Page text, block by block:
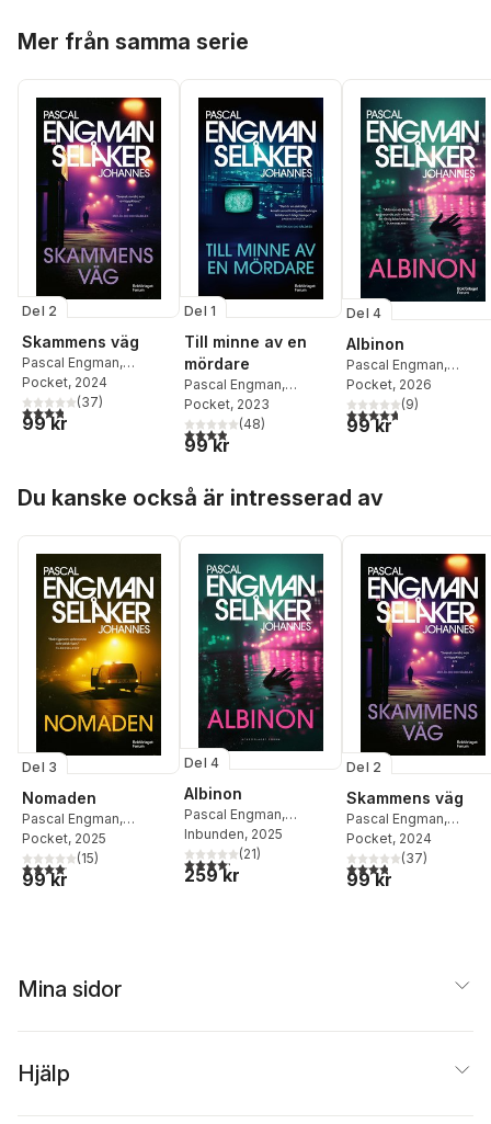
Mer från samma serie
Del 2
Skammens väg
Pascal Engman,
Johannes Selåker
Pocket, 2024
3,8utav 5 stjärnor. Totalt antal röster:
(37)
99 kr
Del 1
Till minne av en
mördare
Pascal Engman,
Johannes Selåker
Pocket, 2023
3,9utav 5 stjärnor. Totalt antal röster:
(48)
99 kr
Del 4
Albinon
Pascal Engman,
Johannes Selåker
Pocket, 2026
4,7utav 5 stjärnor.
(9)
99 kr
Du kanske också är intresserad av
Del 3
Nomaden
Pascal Engman,
Johannes Selåker
Pocket, 2025
4,1utav 5 stjärnor. Totalt antal röster:
(15)
99 kr
Del 4
Albinon
Pascal Engman,
Johannes Selåker
Inbunden, 2025
4,2utav 5 stjärnor. Totalt antal röster:
(21)
259 kr
Del 2
Skammens väg
Pascal Engman,
Johannes Selåker
Pocket, 2024
3,8utav 5 stjärnor.
(37)
99 kr
Mina sidor
Hjälp